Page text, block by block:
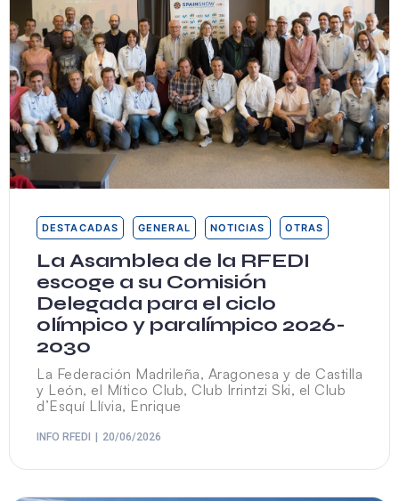
DESTACADAS GENERAL NOTICIAS OTRAS
La Asamblea de la RFEDI
escoge a su Comisión
Delegada para el ciclo
olímpico y paralímpico 2026-
2030
La Federación Madrileña, Aragonesa y de Castilla
y León, el Mítico Club, Club Irrintzi Ski, el Club
d’Esquí Llívia, Enrique
INFO RFEDI 20/06/2026